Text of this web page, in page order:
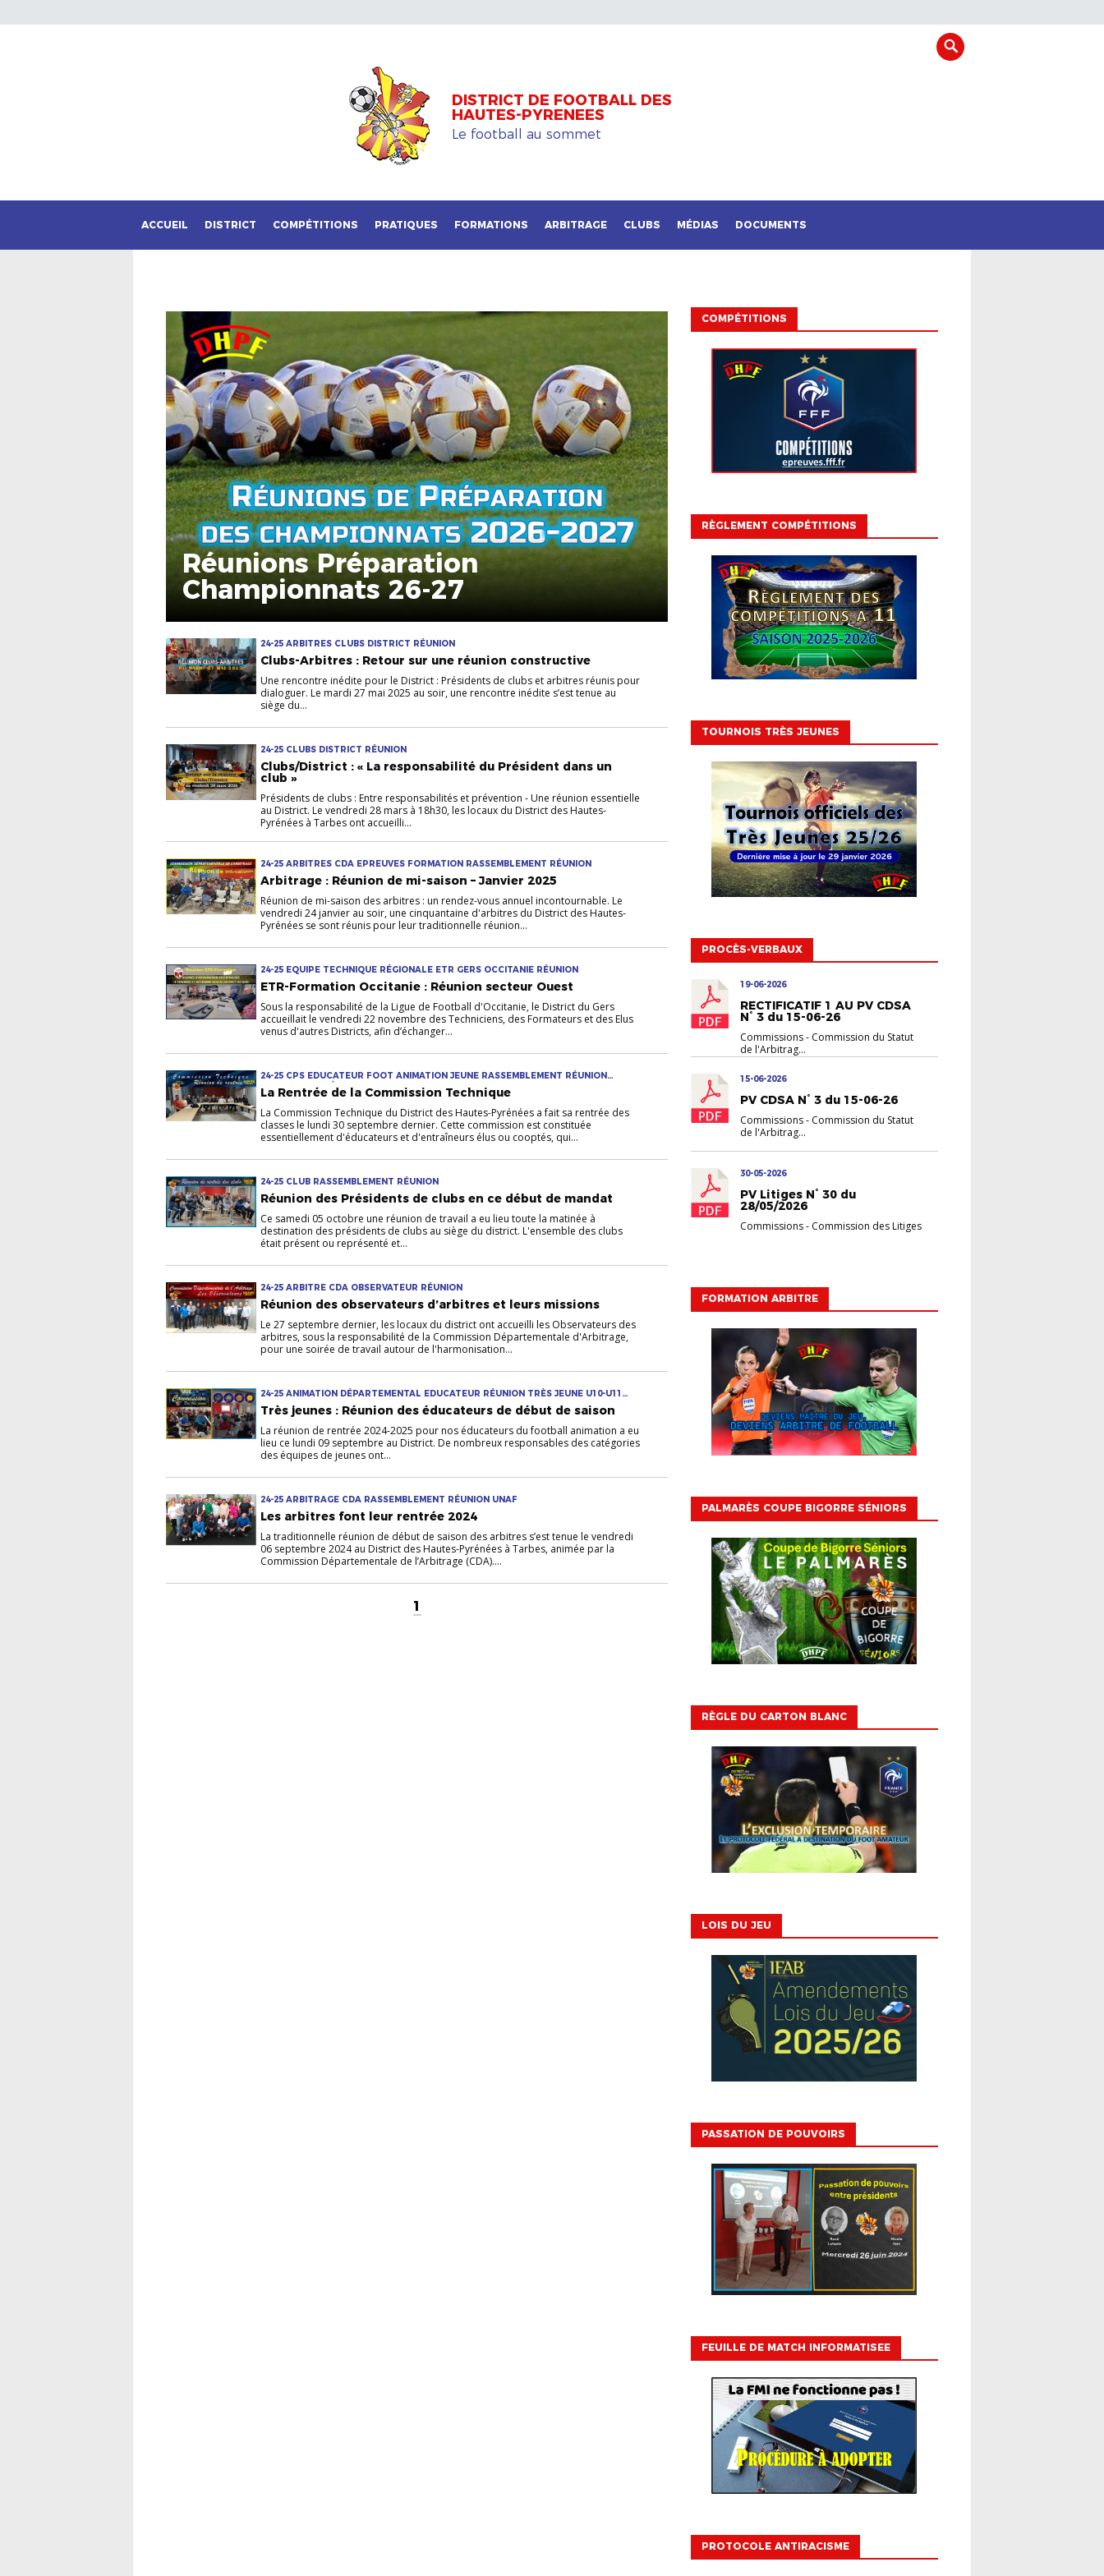
DISTRICT DE FOOTBALL DES
HAUTES-PYRENEES
Le football au sommet
ACCUEIL DISTRICT COMPÉTITIONS PRATIQUES FORMATIONS ARBITRAGE CLUBS MÉDIAS DOCUMENTS
Réunions Préparation
Championnats 26-27
24-25 ARBITRES CLUBS DISTRICT RÉUNION
Clubs-Arbitres : Retour sur une réunion constructive
Une rencontre inédite pour le District : Présidents de clubs et arbitres réunis pour
dialoguer. Le mardi 27 mai 2025 au soir, une rencontre inédite s’est tenue au
siège du...
24-25 CLUBS DISTRICT RÉUNION
Clubs/District : « La responsabilité du Président dans un
club »
Présidents de clubs : Entre responsabilités et prévention - Une réunion essentielle
au District. Le vendredi 28 mars à 18h30, les locaux du District des Hautes-
Pyrénées à Tarbes ont accueilli...
24-25 ARBITRES CDA EPREUVES FORMATION RASSEMBLEMENT RÉUNION
Arbitrage : Réunion de mi-saison – Janvier 2025
Réunion de mi-saison des arbitres : un rendez-vous annuel incontournable. Le
vendredi 24 janvier au soir, une cinquantaine d'arbitres du District des Hautes-
Pyrénées se sont réunis pour leur traditionnelle réunion...
24-25 EQUIPE TECHNIQUE RÉGIONALE ETR GERS OCCITANIE RÉUNION
ETR-Formation Occitanie : Réunion secteur Ouest
Sous la responsabilité de la Ligue de Football d'Occitanie, le District du Gers
accueillait le vendredi 22 novembre des Techniciens, des Formateurs et des Elus
venus d'autres Districts, afin d’échanger...
24-25 CPS EDUCATEUR FOOT ANIMATION JEUNE RASSEMBLEMENT RÉUNION
TECHNIQUE TRÈS JEUNE
La Rentrée de la Commission Technique
La Commission Technique du District des Hautes-Pyrénées a fait sa rentrée des
classes le lundi 30 septembre dernier. Cette commission est constituée
essentiellement d'éducateurs et d'entraîneurs élus ou cooptés, qui...
24-25 CLUB RASSEMBLEMENT RÉUNION
Réunion des Présidents de clubs en ce début de mandat
Ce samedi 05 octobre une réunion de travail a eu lieu toute la matinée à
destination des présidents de clubs au siège du district. L'ensemble des clubs
était présent ou représenté et...
24-25 ARBITRE CDA OBSERVATEUR RÉUNION
Réunion des observateurs d’arbitres et leurs missions
Le 27 septembre dernier, les locaux du district ont accueilli les Observateurs des
arbitres, sous la responsabilité de la Commission Départementale d'Arbitrage,
pour une soirée de travail autour de l'harmonisation...
24-25 ANIMATION DÉPARTEMENTAL EDUCATEUR RÉUNION TRÈS JEUNE U10-U11
U12-U13 U6-U7 U8-U9
Très jeunes : Réunion des éducateurs de début de saison
La réunion de rentrée 2024-2025 pour nos éducateurs du football animation a eu
lieu ce lundi 09 septembre au District. De nombreux responsables des catégories
des équipes de jeunes ont...
24-25 ARBITRAGE CDA RASSEMBLEMENT RÉUNION UNAF
Les arbitres font leur rentrée 2024
La traditionnelle réunion de début de saison des arbitres s’est tenue le vendredi
06 septembre 2024 au District des Hautes-Pyrénées à Tarbes, animée par la
Commission Départementale de l’Arbitrage (CDA)....
1
COMPÉTITIONS
RÈGLEMENT COMPÉTITIONS
TOURNOIS TRÈS JEUNES
PROCÈS-VERBAUX
19-06-2026
RECTIFICATIF 1 AU PV CDSA
N° 3 du 15-06-26
Commissions- Commission du Statut
de l'Arbitrag...
15-06-2026
PV CDSA N° 3 du 15-06-26
Commissions- Commission du Statut
de l'Arbitrag...
30-05-2026
PV Litiges N° 30 du
28/05/2026
Commissions- Commission des Litiges
FORMATION ARBITRE
PALMARÈS COUPE BIGORRE SÉNIORS
RÈGLE DU CARTON BLANC
LOIS DU JEU
PASSATION DE POUVOIRS
FEUILLE DE MATCH INFORMATISEE
PROTOCOLE ANTIRACISME